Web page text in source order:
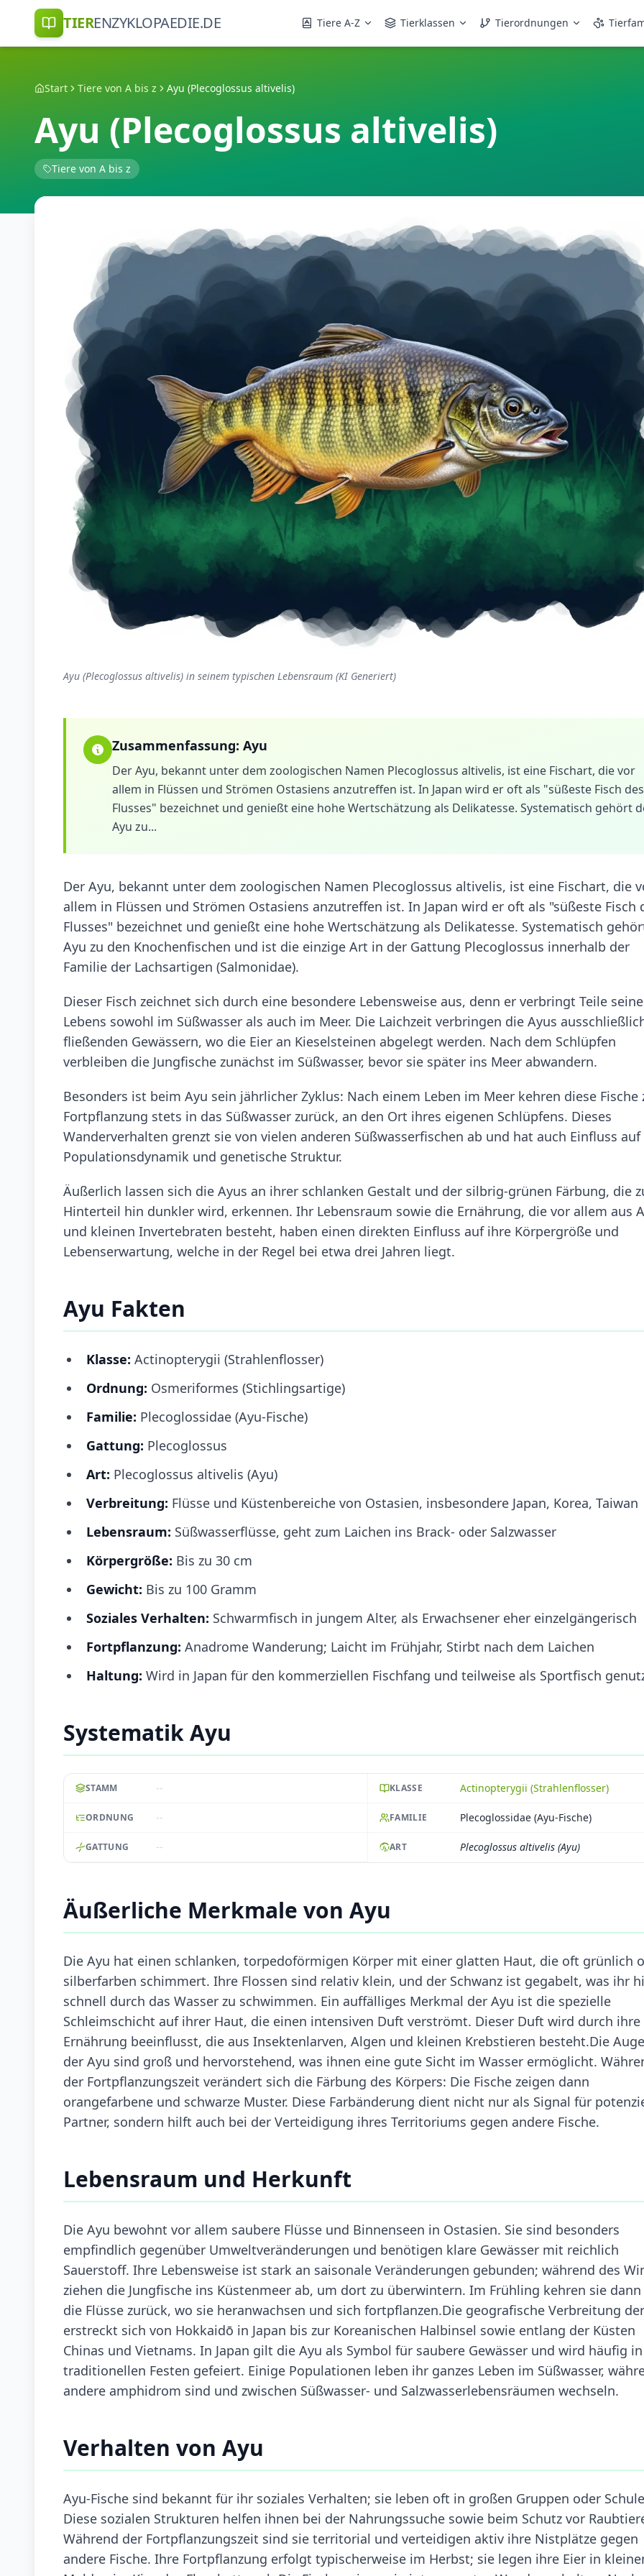
TIERENZYKLOPAEDIE.DE Tiere A-Z Tierklassen Tierordnungen
Start Tiere von A bis z Ayu (Plecoglossus altivelis)
Ayu (Plecoglossus altivelis)
Tiere von A bis z
Ayu (Plecoglossus altivelis) in seinem typischen Lebensraum (KI Generiert)
Zusammenfassung: Ayu
Der Ayu, bekannt unter dem zoologischen Namen Plecoglossus altivelis, ist eine Fischart, die vor
allem in Flüssen und Strömen Ostasiens anzutreffen ist. In Japan wird er oft als "süßeste Fisch des
Flusses" bezeichnet und genießt eine hohe Wertschätzung als Delikatesse. Systematisch gehört
Ayu zu...
Der Ayu, bekannt unter dem zoologischen Namen Plecoglossus altivelis, ist eine Fischart, die
allem in Flüssen und Strömen Ostasiens anzutreffen ist. In Japan wird er oft als "süßeste Fisch
Flusses" bezeichnet und genießt eine hohe Wertschätzung als Delikatesse. Systematisch
Ayu zu den Knochenfischen und ist die einzige Art in der Gattung Plecoglossus innerhalb der
Familie der Lachsartigen (Salmonidae).
Dieser Fisch zeichnet sich durch eine besondere Lebensweise aus, denn er verbringt Teile
Lebens sowohl im Süßwasser als auch im Meer. Die Laichzeit verbringen die Ayus
fließenden Gewässern, wo die Eier an Kieselsteinen abgelegt werden. Nach dem Schlüpfen
verbleiben die Jungfische zunächst im Süßwasser, bevor sie später ins Meer abwandern.
Besonders ist beim Ayu sein jährlicher Zyklus: Nach einem Leben im Meer kehren diese Fische
Fortpflanzung stets in das Süßwasser zurück, an den Ort ihres eigenen Schlüpfens. Dieses
Wanderverhalten grenzt sie von vielen anderen Süßwasserfischen ab und hat auch Einfluss
Populationsdynamik und genetische Struktur.
Äußerlich lassen sich die Ayus an ihrer schlanken Gestalt und der silbrig-grünen Färbung, die
Hinterteil hin dunkler wird, erkennen. Ihr Lebensraum sowie die Ernährung, die vor allem aus
und kleinen Invertebraten besteht, haben einen direkten Einfluss auf ihre Körpergröße und
Lebenserwartung, welche in der Regel bei etwa drei Jahren liegt.
Ayu Fakten
Klasse: Actinopterygii (Strahlenflosser)
Ordnung: Osmeriformes (Stichlingsartige)
Familie: Plecoglossidae (Ayu-Fische)
Gattung: Plecoglossus
Art: Plecoglossus altivelis (Ayu)
Verbreitung: Flüsse und Küstenbereiche von Ostasien, insbesondere Japan, Korea, Taiwan
Lebensraum: Süßwasserflüsse, geht zum Laichen ins Brack- oder Salzwasser
Körpergröße: Bis zu 30 cm
Gewicht: Bis zu 100 Gramm
Soziales Verhalten: Schwarmfisch in jungem Alter, als Erwachsener eher einzelgängerisch
Fortpflanzung: Anadrome Wanderung; Laicht im Frühjahr, Stirbt nach dem Laichen
Haltung: Wird in Japan für den kommerziellen Fischfang und teilweise als Sportfisch
Systematik Ayu
STAMM -- KLASSE Actinopterygii (Strahlenflosser)
ORDNUNG -- FAMILIE Plecoglossidae (Ayu-Fische)
GATTUNG -- ART Plecoglossus altivelis (Ayu)
Äußerliche Merkmale von Ayu
Die Ayu hat einen schlanken, torpedoförmigen Körper mit einer glatten Haut, die oft grünlich
silberfarben schimmert. Ihre Flossen sind relativ klein, und der Schwanz ist gegabelt, was ihr
schnell durch das Wasser zu schwimmen. Ein auffälliges Merkmal der Ayu ist die spezielle
Schleimschicht auf ihrer Haut, die einen intensiven Duft verströmt. Dieser Duft wird durch ihre
Ernährung beeinflusst, die aus Insektenlarven, Algen und kleinen Krebstieren besteht.Die
der Ayu sind groß und hervorstehend, was ihnen eine gute Sicht im Wasser ermöglicht.
der Fortpflanzungszeit verändert sich die Färbung des Körpers: Die Fische zeigen dann
orangefarbene und schwarze Muster. Diese Farbänderung dient nicht nur als Signal für
Partner, sondern hilft auch bei der Verteidigung ihres Territoriums gegen andere Fische.
Lebensraum und Herkunft
Die Ayu bewohnt vor allem saubere Flüsse und Binnenseen in Ostasien. Sie sind besonders
empfindlich gegenüber Umweltveränderungen und benötigen klare Gewässer mit reichlich
Sauerstoff. Ihre Lebensweise ist stark an saisonale Veränderungen gebunden; während des
ziehen die Jungfische ins Küstenmeer ab, um dort zu überwintern. Im Frühling kehren sie
die Flüsse zurück, wo sie heranwachsen und sich fortpflanzen.Die geografische Verbreitung
erstreckt sich von Hokkaidō in Japan bis zur Koreanischen Halbinsel sowie entlang der Küsten
Chinas und Vietnams. In Japan gilt die Ayu als Symbol für saubere Gewässer und wird häufig in
traditionellen Festen gefeiert. Einige Populationen leben ihr ganzes Leben im Süßwasser,
andere amphidrom sind und zwischen Süßwasser- und Salzwasserlebensräumen wechseln.
Verhalten von Ayu
Ayu-Fische sind bekannt für ihr soziales Verhalten; sie leben oft in großen Gruppen oder
Diese sozialen Strukturen helfen ihnen bei der Nahrungssuche sowie beim Schutz vor
Während der Fortpflanzungszeit sind sie territorial und verteidigen aktiv ihre Nistplätze gegen
andere Fische. Ihre Fortpflanzung erfolgt typischerweise im Herbst; sie legen ihre Eier in